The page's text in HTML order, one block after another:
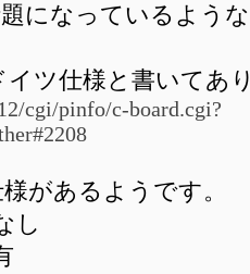
になっているよう
イツ仕様と書いてあ
cgi/pinfo/c-board.cgi?
があるようです。
し